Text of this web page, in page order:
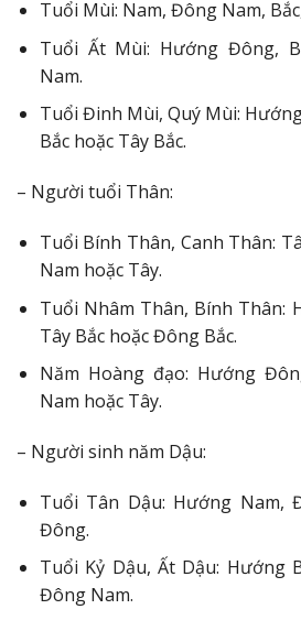
Tuổi Mùi: Nam, Đông Nam,
Tuổi Ất Mùi: Hướng Đông,
Nam.
Tuổi Đinh Mùi, Quý Mùi:
Bắc hoặc Tây Bắc.
– Người tuổi Thân:
Tuổi Bính Thân, Canh Thân:
Nam hoặc Tây.
Tuổi Nhâm Thân, Bính Thân:
Tây Bắc hoặc Đông Bắc.
Năm Hoàng đạo: Hướng
Nam hoặc Tây.
– Người sinh năm Dậu:
Tuổi Tân Dậu: Hướng Nam,
Đông.
Tuổi Kỷ Dậu, Ất Dậu: Hướng
Đông Nam.